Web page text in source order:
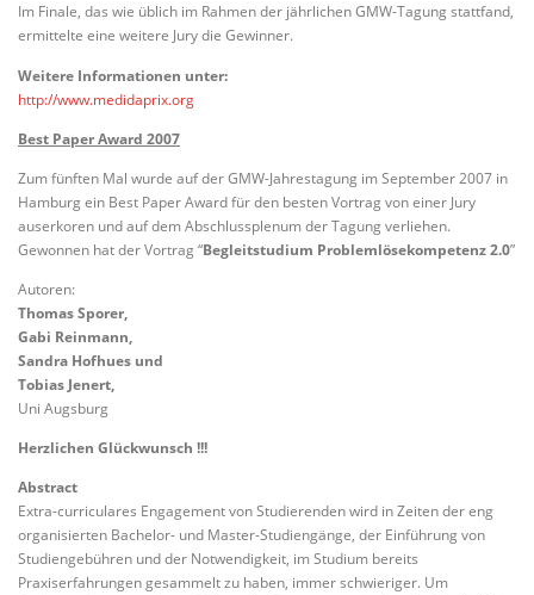
Im Finale, das wie üblich im Rahmen der jährlichen GMW-Tagung stattfand,
ermittelte eine weitere Jury die Gewinner.
Weitere Informationen unter:
http://www.medidaprix.org
Best Paper Award 2007
Zum fünften Mal wurde auf der GMW-Jahrestagung im September 2007 in
Hamburg ein Best Paper Award für den besten Vortrag von einer Jury
auserkoren und auf dem Abschlussplenum der Tagung verliehen.
Gewonnen hat der Vortrag “Begleitstudium Problemlösekompetenz 2.0”
Autoren:
Thomas Sporer,
Gabi Reinmann,
Sandra Hofhues und
Tobias Jenert,
Uni Augsburg
Herzlichen Glückwunsch !!!
Abstract
Extra-curriculares Engagement von Studierenden wird in Zeiten der eng
organisierten Bachelor- und Master-Studiengänge, der Einführung von
Studiengebühren und der Notwendigkeit, im Studium bereits
Praxiserfahrungen gesammelt zu haben, immer schwieriger. Um